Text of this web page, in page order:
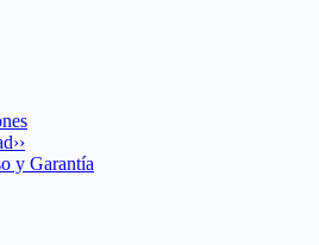
y Garantía